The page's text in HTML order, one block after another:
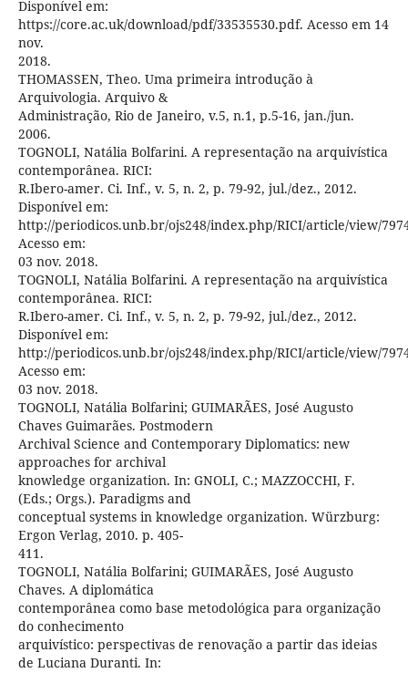
Disponível em:
https://core.ac.uk/download/pdf/33535530.pdf. Acesso em 14
nov.
2018.
THOMASSEN, Theo. Uma primeira introdução à
Arquivologia. Arquivo &
Administração, Rio de Janeiro, v.5, n.1, p.5-16, jan./jun.
2006.
TOGNOLI, Natália Bolfarini. A representação na arquivística
contemporânea. RICI:
R.Ibero-amer. Ci. Inf., v. 5, n. 2, p. 79-92, jul./dez., 2012.
Disponível em:
http://periodicos.unb.br/ojs248/index.php/RICI/article/view/
Acesso em:
03 nov. 2018.
TOGNOLI, Natália Bolfarini. A representação na arquivística
contemporânea. RICI:
R.Ibero-amer. Ci. Inf., v. 5, n. 2, p. 79-92, jul./dez., 2012.
Disponível em:
http://periodicos.unb.br/ojs248/index.php/RICI/article/view/
Acesso em:
03 nov. 2018.
TOGNOLI, Natália Bolfarini; GUIMARÃES, José Augusto
Chaves Guimarães. Postmodern
Archival Science and Contemporary Diplomatics: new
approaches for archival
knowledge organization. In: GNOLI, C.; MAZZOCCHI, F.
(Eds.; Orgs.). Paradigms and
conceptual systems in knowledge organization. Würzburg:
Ergon Verlag, 2010. p. 405-
411.
TOGNOLI, Natália Bolfarini; GUIMARÃES, José Augusto
Chaves. A diplomática
contemporânea como base metodológica para organização
do conhecimento
arquivístico: perspectivas de renovação a partir das ideias
de Luciana Duranti. In: